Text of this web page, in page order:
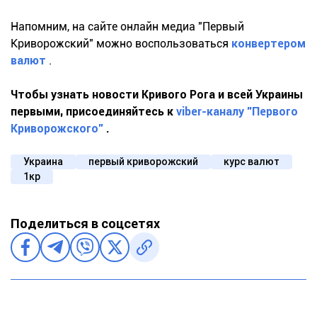
Напомним, на сайте онлайн медиа "Первый
Криворожский" можно воспользоваться конвертером
валют .
Чтобы узнать новости Кривого Рога и всей Украины
первыми, присоединяйтесь к viber-каналу "Первого
Криворожского" .
Украина первый криворожский
курс валют
1кр
Поделиться в соцсетях